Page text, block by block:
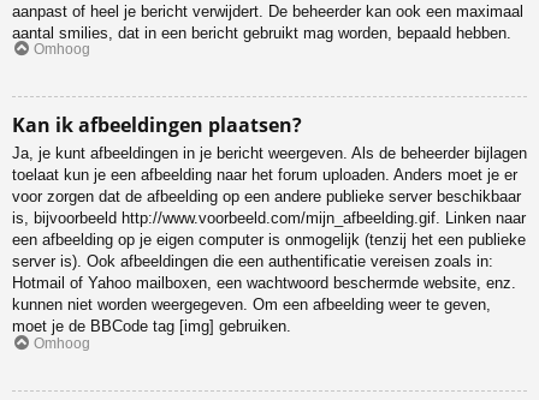
aanpast of heel je bericht verwijdert. De beheerder kan ook een maximaal
aantal smilies, dat in een bericht gebruikt mag worden, bepaald hebben.
Omhoog
Kan ik afbeeldingen plaatsen?
Ja, je kunt afbeeldingen in je bericht weergeven. Als de beheerder bijlagen
toelaat kun je een afbeelding naar het forum uploaden. Anders moet je er
voor zorgen dat de afbeelding op een andere publieke server beschikbaar
is, bijvoorbeeld http://www.voorbeeld.com/mijn_afbeelding.gif. Linken naar
een afbeelding op je eigen computer is onmogelijk (tenzij het een publieke
server is). Ook afbeeldingen die een authentificatie vereisen zoals in:
Hotmail of Yahoo mailboxen, een wachtwoord beschermde website, enz.
kunnen niet worden weergegeven. Om een afbeelding weer te geven,
moet je de BBCode tag [img] gebruiken.
Omhoog